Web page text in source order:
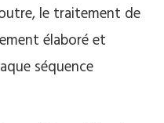
le traitement de
élaboré et
séquence